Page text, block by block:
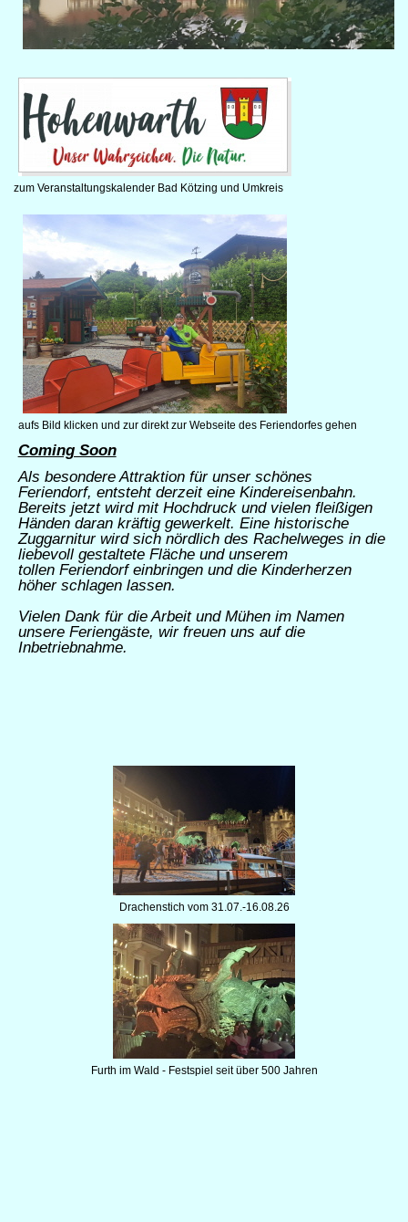
zum Veranstaltungskalender Bad Kötzing und Umkreis
aufs Bild klicken und zur direkt zur Webseite des Feriendorfes gehen
Coming Soon
Als besondere Attraktion für unser schönes
Feriendorf, entsteht derzeit eine Kindereisenbahn.
Bereits jetzt wird mit Hochdruck und vielen fleißigen
Händen daran kräftig gewerkelt. Eine historische
Zuggarnitur wird sich nördlich des Rachelweges in die
liebevoll gestaltete Fläche und unserem
tollen Feriendorf einbringen und die Kinderherzen
höher schlagen lassen.
Vielen Dank für die Arbeit und Mühen im Namen
unsere Feriengäste, wir freuen uns auf die
Inbetriebnahme.
Drachenstich vom 31.07.-16.08.26
Furth im Wald - Festspiel seit über 500 Jahren